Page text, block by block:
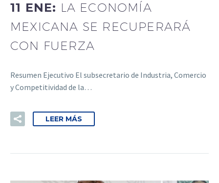
11 ENE: LA ECONOMÍA
MEXICANA SE RECUPERARÁ
CON FUERZA
Resumen Ejecutivo El subsecretario de Industria, Comercio
y Competitividad de la…
LEER MÁS